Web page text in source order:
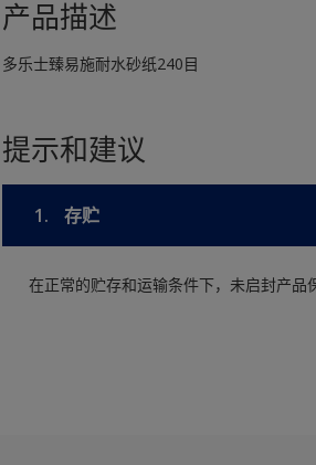
产品描述
多乐士臻易施耐水砂纸240目
提示和建议
1. 存贮
在正常的贮存和运输条件下，未启封产品